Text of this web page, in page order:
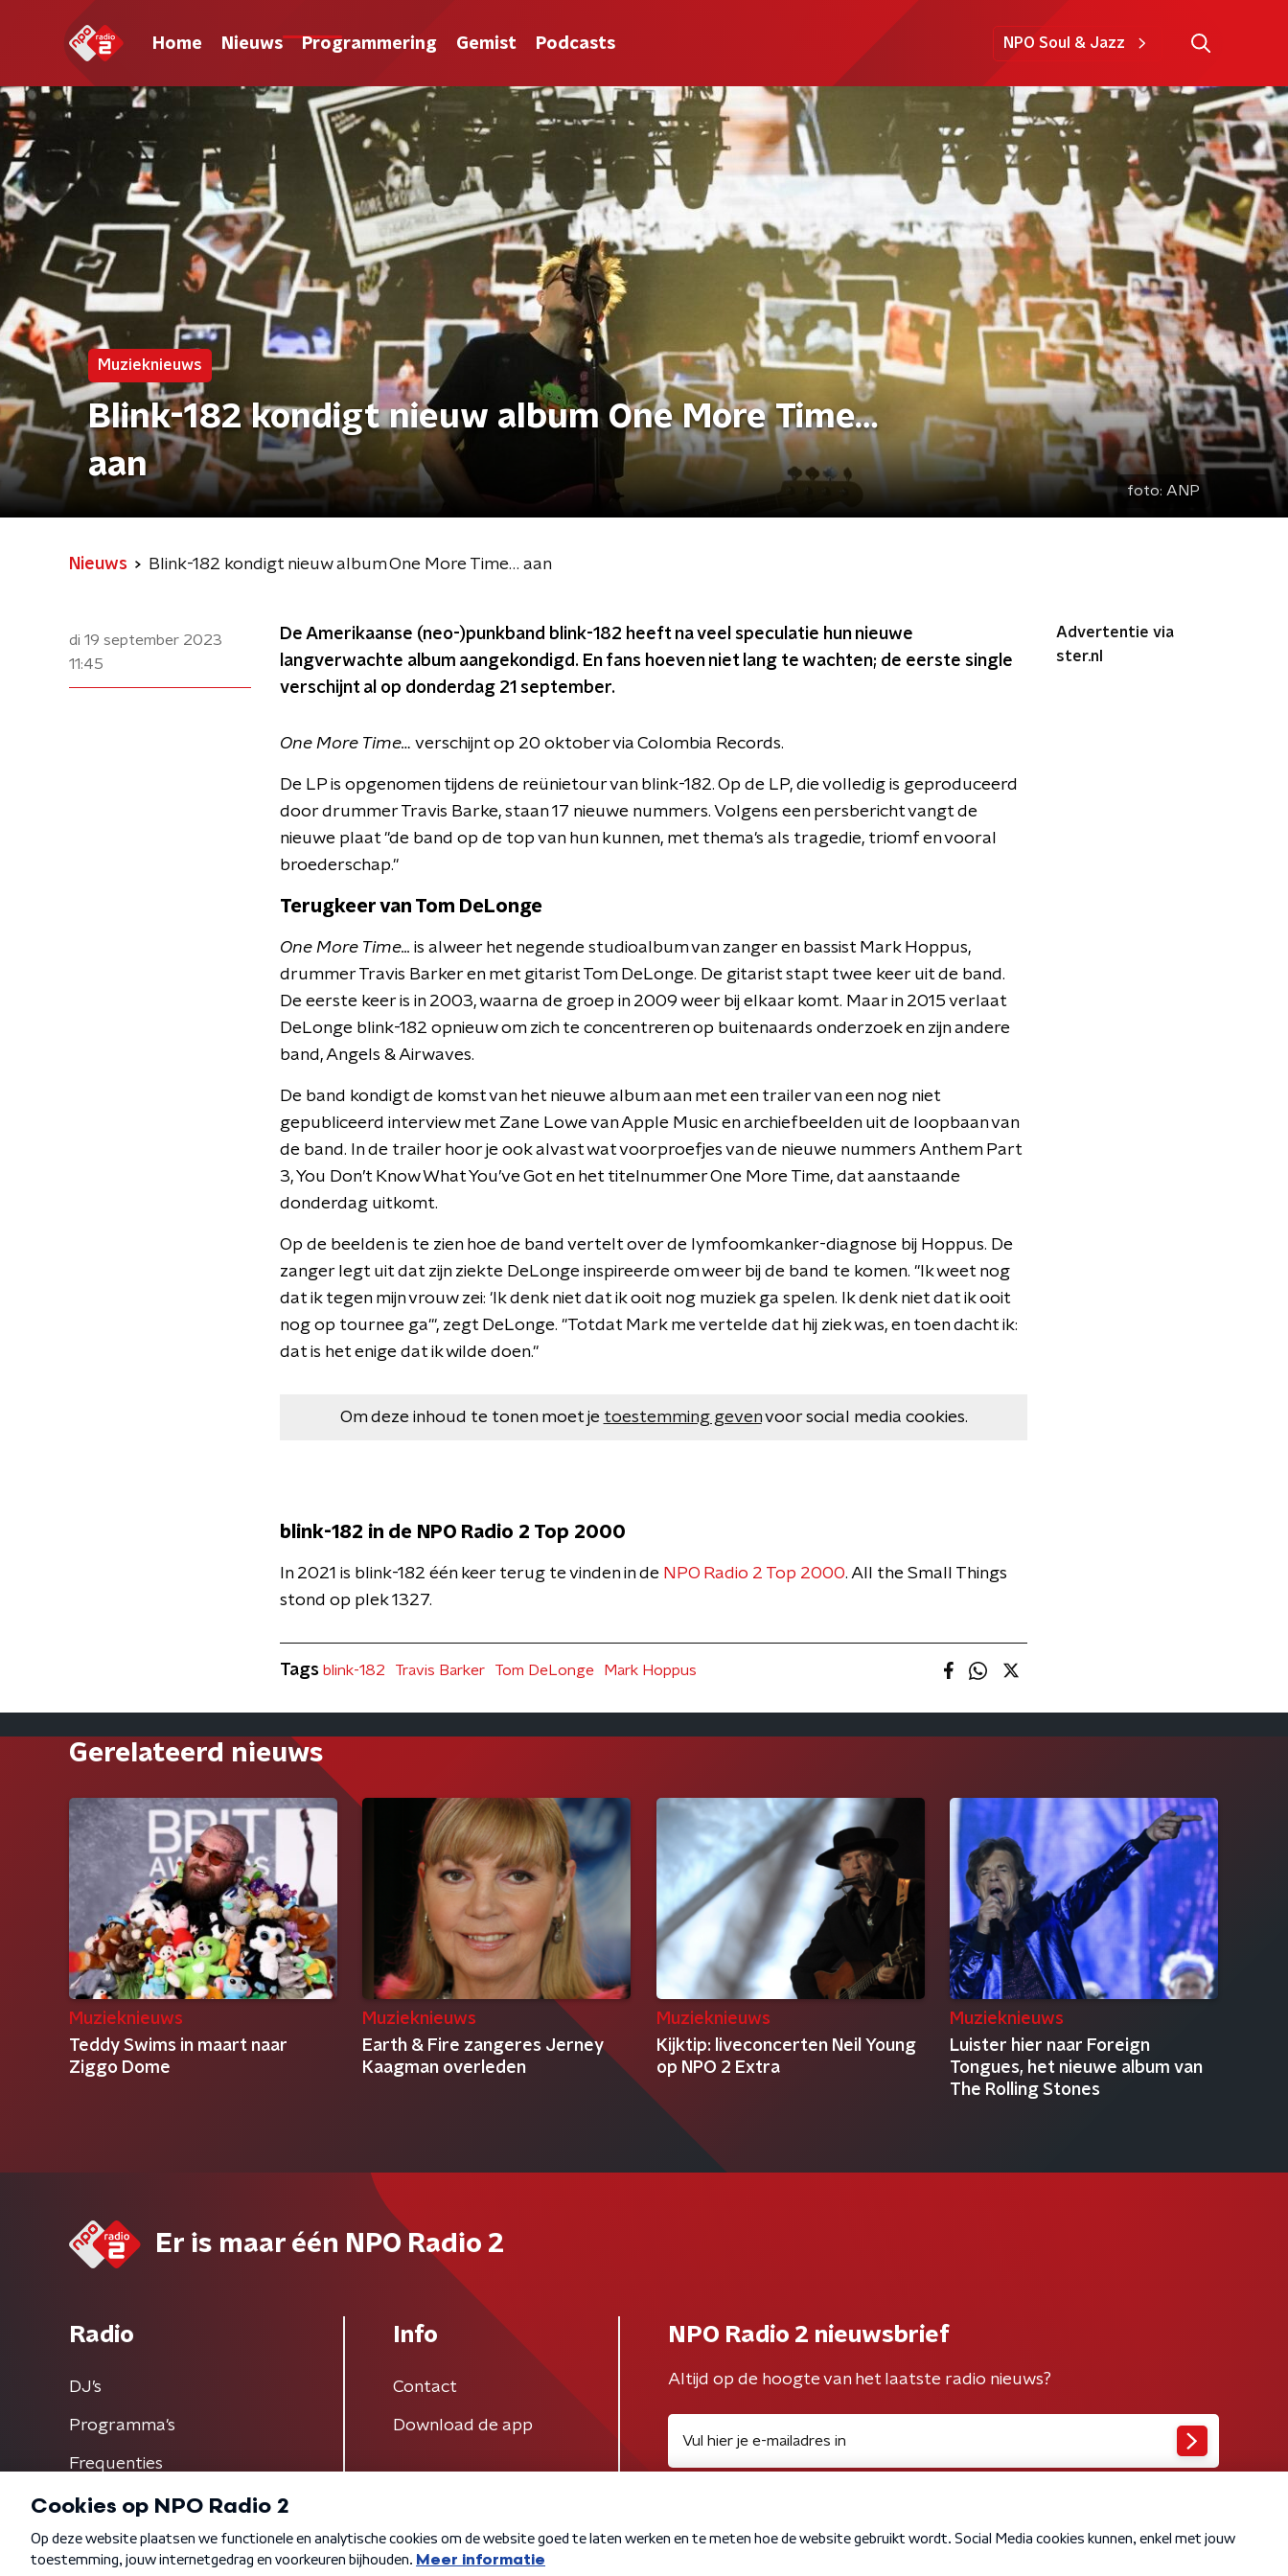
Home Nieuws Programmering Gemist Podcasts NPO Soul & Jazz
Muzieknieuws
Blink-182 kondigt nieuw album One More Time…
aan
foto: ANP
Nieuws Blink-182 kondigt nieuw album One More Time… aan
di 19 september 2023
11:45
De Amerikaanse (neo-)punkband blink-182 heeft na veel speculatie hun nieuwe
langverwachte album aangekondigd. En fans hoeven niet lang te wachten; de eerste single
verschijnt al op donderdag 21 september.
One More Time… verschijnt op 20 oktober via Colombia Records.
De LP is opgenomen tijdens de reünietour van blink-182. Op de LP, die volledig is geproduceerd
door drummer Travis Barke, staan 17 nieuwe nummers. Volgens een persbericht vangt de
nieuwe plaat "de band op de top van hun kunnen, met thema's als tragedie, triomf en vooral
broederschap."
Terugkeer van Tom DeLonge
One More Time... is alweer het negende studioalbum van zanger en bassist Mark Hoppus,
drummer Travis Barker en met gitarist Tom DeLonge. De gitarist stapt twee keer uit de band.
De eerste keer is in 2003, waarna de groep in 2009 weer bij elkaar komt. Maar in 2015 verlaat
DeLonge blink-182 opnieuw om zich te concentreren op buitenaards onderzoek en zijn andere
band, Angels & Airwaves.
De band kondigt de komst van het nieuwe album aan met een trailer van een nog niet
gepubliceerd interview met Zane Lowe van Apple Music en archiefbeelden uit de loopbaan van
de band. In de trailer hoor je ook alvast wat voorproefjes van de nieuwe nummers Anthem Part
3, You Don’t Know What You’ve Got en het titelnummer One More Time, dat aanstaande
donderdag uitkomt.
Op de beelden is te zien hoe de band vertelt over de lymfoomkanker-diagnose bij Hoppus. De
zanger legt uit dat zijn ziekte DeLonge inspireerde om weer bij de band te komen. "Ik weet nog
dat ik tegen mijn vrouw zei: 'Ik denk niet dat ik ooit nog muziek ga spelen. Ik denk niet dat ik ooit
nog op tournee ga'", zegt DeLonge. "Totdat Mark me vertelde dat hij ziek was, en toen dacht ik:
dat is het enige dat ik wilde doen."
Om deze inhoud te tonen moet je toestemming gevenvoor social media cookies.
blink-182 in de NPO Radio 2 Top 2000
In 2021 is blink-182 één keer terug te vinden in de NPO Radio 2 Top 2000. All the Small Things
stond op plek 1327.
Advertentie via
ster.nl
Tags blink-182 Travis Barker Tom DeLonge Mark Hoppus
Gerelateerd nieuws
Muzieknieuws
Teddy Swims in maart naar
Ziggo Dome
Muzieknieuws
Earth & Fire zangeres Jerney
Kaagman overleden
Muzieknieuws
Kijktip: liveconcerten Neil Young
op NPO 2 Extra
Muzieknieuws
Luister hier naar Foreign
Tongues, het nieuwe album van
The Rolling Stones
Er is maar één NPO Radio 2
Radio
DJ’s
Programma's
Frequenties
Info
Contact
Download de app
NPO Radio 2 nieuwsbrief
Altijd op de hoogte van het laatste radio nieuws?
Algemene voorwaarden Privacybeleid